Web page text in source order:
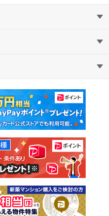
中古マンション
中古一戸建て
土地
教えて！住まいの先生